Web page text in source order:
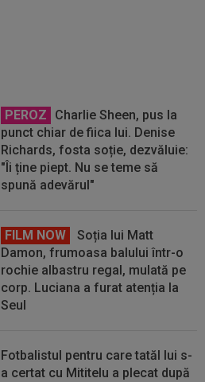
PEROZ
Charlie Sheen, pus la
punct chiar de fiica lui. Denise
Richards, fosta soție, dezvăluie:
"Îi ține piept. Nu se teme să
spună adevărul"
FILM NOW
Soția lui Matt
Damon, frumoasa balului într-o
rochie albastru regal, mulată pe
corp. Luciana a furat atenția la
Seul
Fotbalistul pentru care tatăl lui s-
a certat cu Mititelu a plecat după